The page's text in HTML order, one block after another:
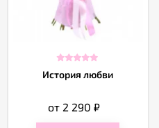
История любви
от 2 290 ₽